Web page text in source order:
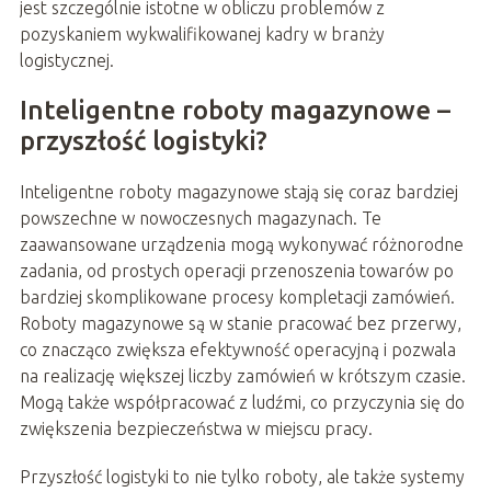
jest szczególnie istotne w obliczu problemów z
pozyskaniem wykwalifikowanej kadry w branży
logistycznej.
Inteligentne roboty magazynowe –
przyszłość logistyki?
Inteligentne roboty magazynowe stają się coraz bardziej
powszechne w nowoczesnych magazynach. Te
zaawansowane urządzenia mogą wykonywać różnorodne
zadania, od prostych operacji przenoszenia towarów po
bardziej skomplikowane procesy kompletacji zamówień.
Roboty magazynowe są w stanie pracować bez przerwy,
co znacząco zwiększa efektywność operacyjną i pozwala
na realizację większej liczby zamówień w krótszym czasie.
Mogą także współpracować z ludźmi, co przyczynia się do
zwiększenia bezpieczeństwa w miejscu pracy.
Przyszłość logistyki to nie tylko roboty, ale także systemy